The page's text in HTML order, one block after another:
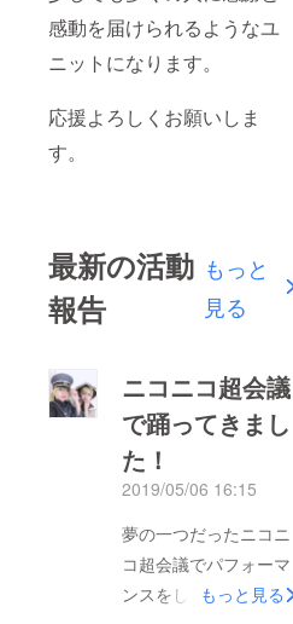
感動を届けられるようなユ
ニットになります。
応援よろしくお願いしま
す。
最新の活動
報告
もっと
見る
ニコニコ超会議
で踊ってきまし
た！
2019/05/06 16:15
夢の一つだったニコニ
コ超会議でパフォーマ
ンスをしてきました！
もっと見る